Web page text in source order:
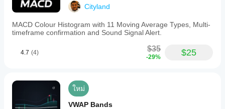
Cityland
MACD Colour Histogram with 11 Moving Average Types, Multi-
timeframe confirmation and Sound Signal Alert.
4.7 (4) $35
-29% $25
ใหม่
VWAP Bands